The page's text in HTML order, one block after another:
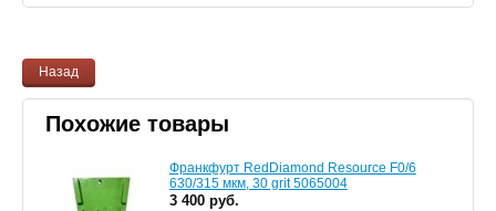
Назад
Похожие товары
Франкфурт RedDiamond Resource F0/6
630/315 мкм, 30 grit 5065004
3 400 руб.